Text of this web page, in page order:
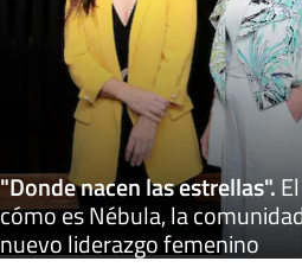
"Donde nacen las estrellas".
cómo es Nébula, la
nuevo liderazgo femenino